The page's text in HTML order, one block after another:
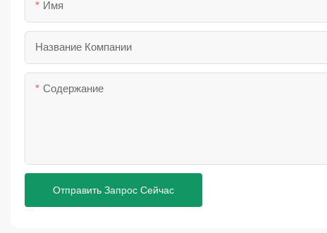
Имя
Название Компании
Содержание
Отправить Запрос Сейчас